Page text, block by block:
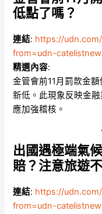
低點了嗎？
連結: https://
from=udn-
精選內容:
金管會前11月罰款金
新低。此現象反映金
應加強稽核。
出國遇極端氣
賠？注意旅遊
連結: https://
from=udn-